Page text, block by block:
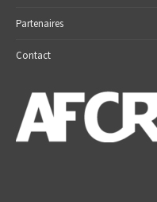
Partenaires
Contact